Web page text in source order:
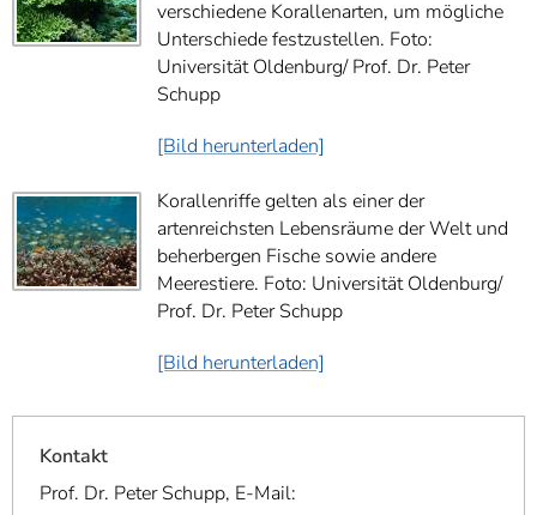
verschiedene Korallenarten, um mögliche
Unterschiede festzustellen. Foto:
Universität Oldenburg/ Prof. Dr. Peter
Schupp
[Bild herunterladen]
Korallenriffe gelten als einer der
artenreichsten Lebensräume der Welt und
beherbergen Fische sowie andere
Meerestiere. Foto: Universität Oldenburg/
Prof. Dr. Peter Schupp
[Bild herunterladen]
Kontakt
Prof. Dr. Peter Schupp, E-Mail: